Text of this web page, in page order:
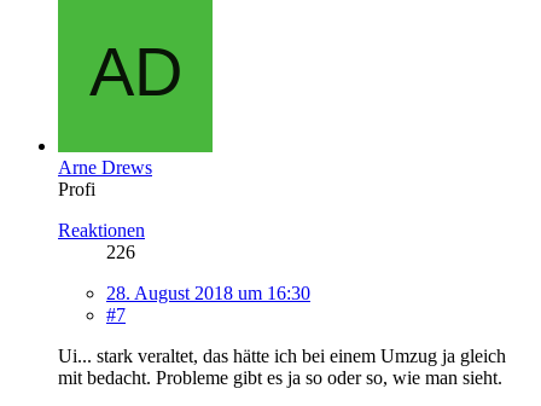
Arne Drews
Profi
Reaktionen
226
28. August 2018 um 16:30
#7
Ui... stark veraltet, das hätte ich bei einem Umzug ja gleich
mit bedacht. Probleme gibt es ja so oder so, wie man sieht.